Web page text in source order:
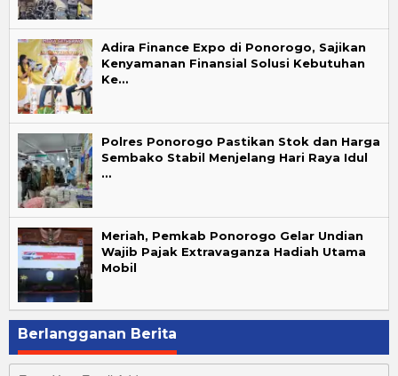
Adira Finance Expo di Ponorogo, Sajikan
Kenyamanan Finansial Solusi Kebutuhan
Ke…
Polres Ponorogo Pastikan Stok dan Harga
Sembako Stabil Menjelang Hari Raya Idul
…
Meriah, Pemkab Ponorogo Gelar Undian
Wajib Pajak Extravaganza Hadiah Utama
Mobil
Berlangganan Berita